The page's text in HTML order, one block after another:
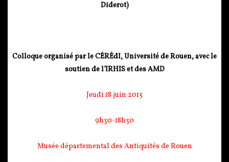
Diderot)
Colloque organisé par le CÉRÉdI, Université de Rouen, avec le
soutien de l’IRHIS et des AMD
Jeudi 18 juin 2015
9h30-18h30
Musée départemental des Antiquités de Rouen